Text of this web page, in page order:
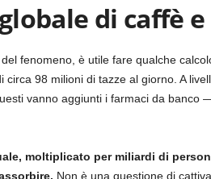
di caffè
fenomeno, è utile fare qualche
circa 98 milioni di tazze al giorno. A
vanno aggiunti i farmaci da
moltiplicato per miliardi di
Non è una questione di